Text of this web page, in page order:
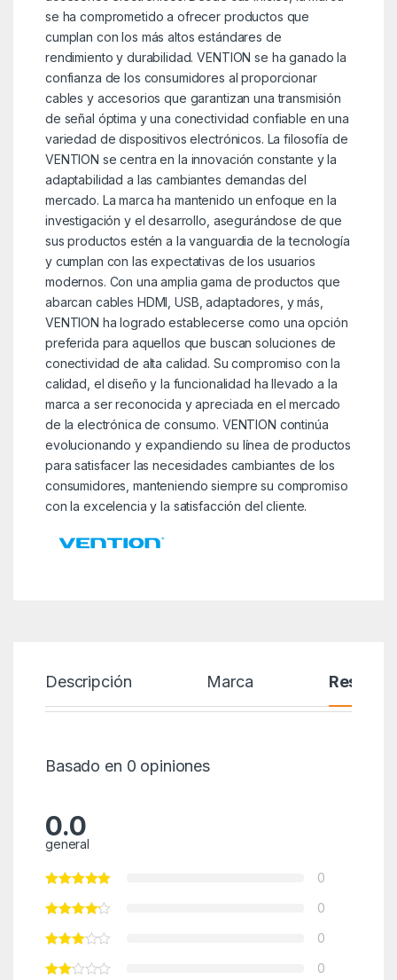
se ha comprometido a ofrecer productos que
cumplan con los más altos estándares de
rendimiento y durabilidad. VENTION se ha ganado la
confianza de los consumidores al proporcionar
cables y accesorios que garantizan una transmisión
de señal óptima y una conectividad confiable en una
variedad de dispositivos electrónicos. La filosofía de
VENTION se centra en la innovación constante y la
adaptabilidad a las cambiantes demandas del
mercado. La marca ha mantenido un enfoque en la
investigación y el desarrollo, asegurándose de que
sus productos estén a la vanguardia de la tecnología
y cumplan con las expectativas de los usuarios
modernos. Con una amplia gama de productos que
abarcan cables HDMI, USB, adaptadores, y más,
VENTION ha logrado establecerse como una opción
preferida para aquellos que buscan soluciones de
conectividad de alta calidad. Su compromiso con la
calidad, el diseño y la funcionalidad ha llevado a la
marca a ser reconocida y apreciada en el mercado
de la electrónica de consumo. VENTION continúa
evolucionando y expandiendo su línea de productos
para satisfacer las necesidades cambiantes de los
consumidores, manteniendo siempre su compromiso
con la excelencia y la satisfacción del cliente.
Descripción Marca Reseñas
Basado en 0 opiniones
0.0
general
0
0
0
0